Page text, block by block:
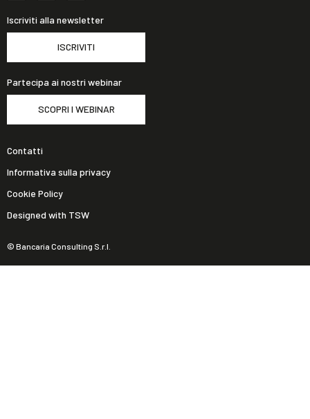
Iscriviti alla newsletter
ISCRIVITI
Partecipa ai nostri webinar
SCOPRI I WEBINAR
© Bancaria Consulting S.r.l.
Contatti
Informativa sulla privacy
Cookie Policy
Designed with TSW